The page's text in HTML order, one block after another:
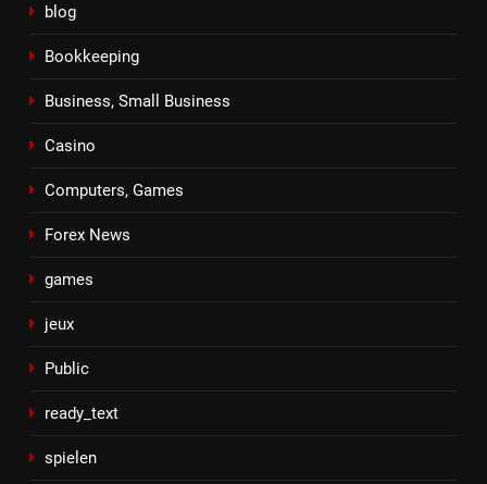
blog
Bookkeeping
Business, Small Business
Casino
Computers, Games
Forex News
games
jeux
Public
ready_text
spielen